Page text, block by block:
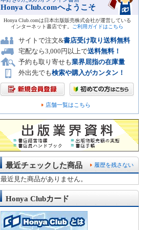
Honya Club.comへようこそ
Honya Club.comは日本出版販売株式会社が運営している
インターネット書店です。
ご利用ガイドはこちら
サイトで注文&書店受け取り送料無料
宅配なら3,000円以上で送料無料！
予約も取り寄せも業界屈指の在庫量
外出先でも検索や購入がカンタン！
店舗一覧はこちら
履歴を残さない
最近チェックした商品
最近見た商品がありません。
Honya Clubカード